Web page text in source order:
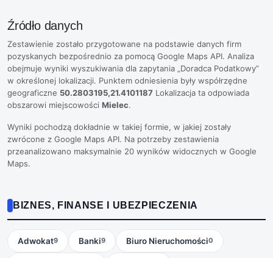
Źródło danych
Zestawienie zostało przygotowane na podstawie danych firm
pozyskanych bezpośrednio za pomocą Google Maps API. Analiza
obejmuje wyniki wyszukiwania dla zapytania „Doradca Podatkowy”
w określonej lokalizacji. Punktem odniesienia były współrzędne
geograficzne 50.2803195,21.4101187 Lokalizacja ta odpowiada
obszarowi miejscowości Mielec.
Wyniki pochodzą dokładnie w takiej formie, w jakiej zostały
zwrócone z Google Maps API. Na potrzeby zestawienia
przeanalizowano maksymalnie 20 wyników widocznych w Google
Maps.
BIZNES, FINANSE I UBEZPIECZENIA
Adwokat9 Banki9 Biuro Nieruchomości0